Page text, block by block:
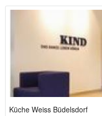
Küche Weiss Büdelsdorf